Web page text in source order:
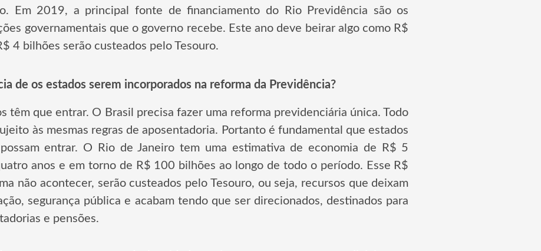
Em 2019, a principal fonte de financiamento do Rio Previdência são os
governamentais que o governo recebe. Este ano deve beirar algo como R$
4 bilhões serão custeados pelo Tesouro.
de os estados serem incorporados na reforma da Previdência?
têm que entrar. O Brasil precisa fazer uma reforma previdenciária única. Todo
às mesmas regras de aposentadoria. Portanto é fundamental que estados
entrar. O Rio de Janeiro tem uma estimativa de economia de R$ 5
anos e em torno de R$ 100 bilhões ao longo de todo o período. Esse R$
não acontecer, serão custeados pelo Tesouro, ou seja, recursos que deixam
segurança pública e acabam tendo que ser direcionados, destinados para
e pensões.